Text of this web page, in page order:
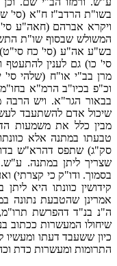
בשו"ת הרדב"ז ח"א (סי'
ויקרא אברהם (חאה"ע
המשולש שבסוף שו"ת
בש"ע אה"ע (סי' כח סי"ט)
סי' כו) גם לענין
מרן בב"י או"ח (שלהי
וכ"פ בכיו"ב הרמ"א
בבאור הגר"א. ויש הרבה
שיכול אדם להשתעבד
מבין כלל את משמעות
טבעתו במתנה אלא
סק"ג) שתפס דהרא"ש
שצריך ליתן במתנה.
בסמוך. ודו"ק כי קצרתי)
קידושין כוונתו היא
אמרינן שהטבעת נתונה
ה"נ בנ"ד דהפרשת
שיחולו המעשרות ככתוב
כיון ששעבד דעתו ומעשיו
התרומות ומעשרות כדת